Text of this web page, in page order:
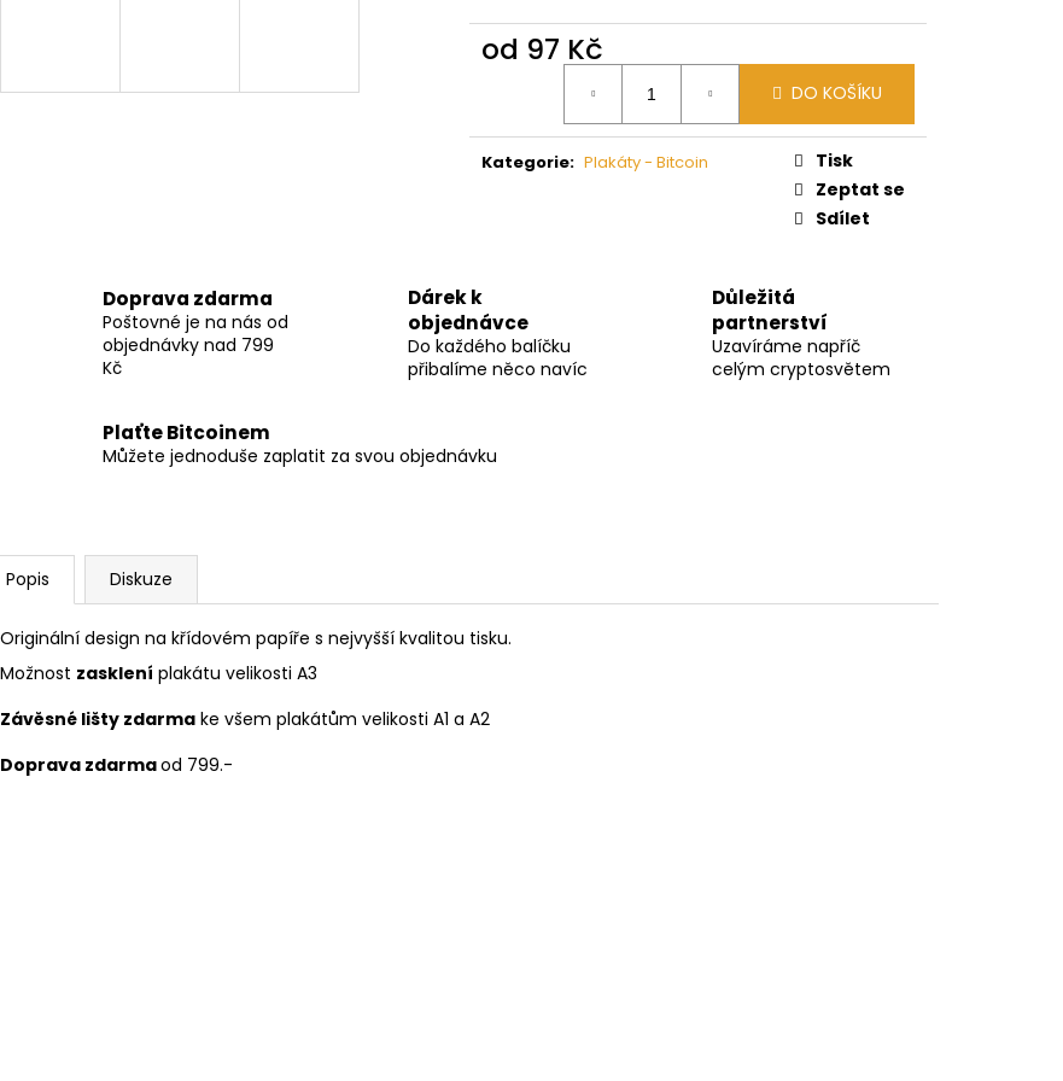
od 97 Kč
DO KOŠÍKU
Kategorie: Plakáty - Bitcoin
Tisk
Zeptat se
Sdílet
Doprava zdarma
Poštovné je na nás od
objednávky nad 799
Kč
Dárek k
objednávce
Do každého balíčku
přibalíme něco navíc
Důležitá
partnerství
Uzavíráme napříč
celým cryptosvětem
Plaťte Bitcoinem
Můžete jednoduše zaplatit za svou objednávku
Popis Diskuze
Originální design na křídovém papíře s nejvyšší kvalitou tisku.
Možnost zasklení plakátu velikosti A3
Závěsné lišty zdarma ke všem plakátům velikosti A1 a A2
Doprava zdarmaod 799.-